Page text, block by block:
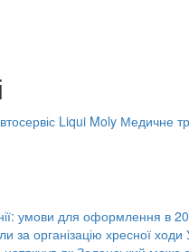
Liqui Moly Медичне
умови для оформлення в
за організацію хресної